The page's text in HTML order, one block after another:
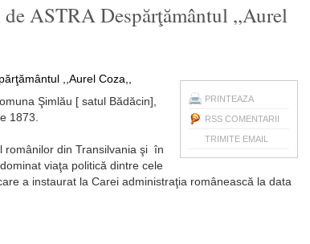
ASTRA Despărţământul ,,Aurel
PRINTEAZA
RSS COMENTARII
TRIMITE EMAIL
Şimlău [ satul Bădăcin],
1873.
românilor din Transilvania şi în
viaţa politică dintre cele
a instaurat la Carei administraţia românească la data